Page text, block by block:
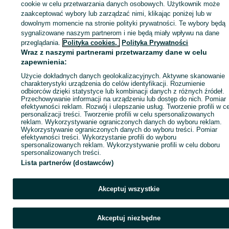
sprzedającym
Zaloguj się / Załóż konto
cookie w celu przetwarzania danych osobowych. Użytkownik może
zaakceptować wybory lub zarządzać nimi, klikając poniżej lub w
dowolnym momencie na stronie polityki prywatności. Te wybory będą
sygnalizowane naszym partnerom i nie będą miały wpływu na dane
przeglądania. Polityka cookies, Polityka Prywatności
Wraz z naszymi partnerami przetwarzamy dane w celu
zapewnienia:
Użycie dokładnych danych geolokalizacyjnych. Aktywne skanowanie
charakterystyki urządzenia do celów identyfikacji. Rozumienie
odbiorców dzięki statystyce lub kombinacji danych z różnych źródeł.
Przechowywanie informacji na urządzeniu lub dostęp do nich. Pomiar
efektywności reklam. Rozwój i ulepszanie usług. Tworzenie profili w
personalizacji treści. Tworzenie profili w celu spersonalizowanych
reklam. Wykorzystywanie ograniczonych danych do wyboru reklam.
Wykorzystywanie ograniczonych danych do wyboru treści. Pomiar
efektywności treści. Wykorzystanie profili do wyboru
spersonalizowanych reklam. Wykorzystywanie profili w celu doboru
spersonalizowanych treści.
Lista partnerów (dostawców)
Akceptuj wszystkie
Akceptuj niezbędne